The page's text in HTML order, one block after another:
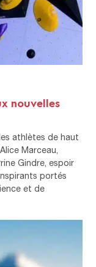
nouvelles
athlètes de haut
Marceau,
Gindre, espoir
portés
et de